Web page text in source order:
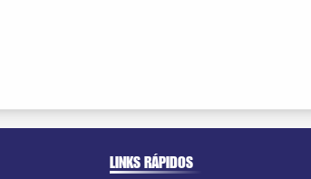
LINKS RÁPIDOS